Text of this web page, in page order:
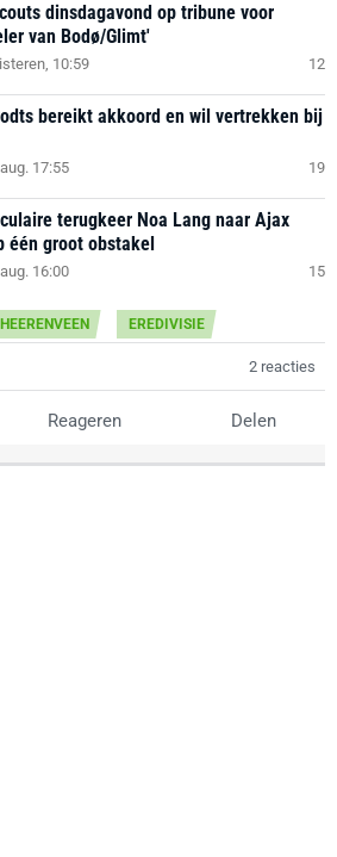
dinsdagavond op tribune voor
van Bodø/Glimt'
10:59 12
bereikt akkoord en wil vertrekken bij
17:55 19
terugkeer Noa Lang naar Ajax
één groot obstakel
16:00 15
HEERENVEEN EREDIVISIE
2 reacties
Reageren Delen